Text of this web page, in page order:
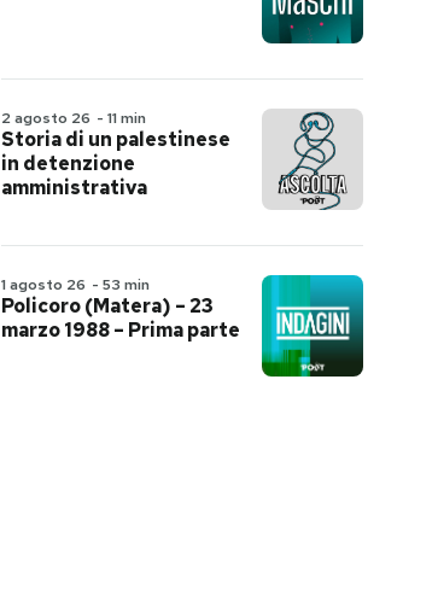
2 agosto 26 - 11 min
Storia di un palestinese
in detenzione
amministrativa
1 agosto 26 - 53 min
Policoro (Matera) – 23
marzo 1988 – Prima parte